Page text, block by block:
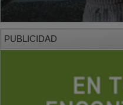
PUBLICIDAD